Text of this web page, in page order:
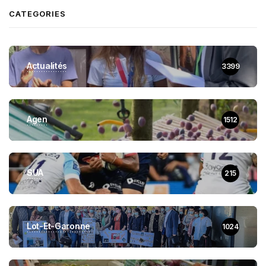
CATEGORIES
Actualités 3399
Agen 1512
SUA 215
Lot-Et-Garonne 1024